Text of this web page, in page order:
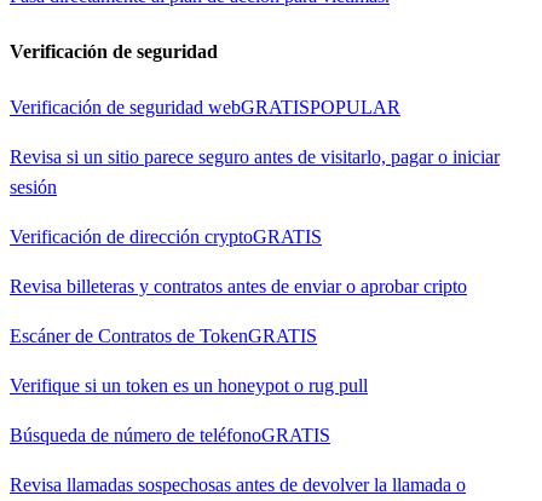
Verificación de seguridad
Verificación de seguridad webGRATISPOPULAR
Revisa si un sitio parece seguro antes de visitarlo, pagar o iniciar
sesión
Verificación de dirección cryptoGRATIS
Revisa billeteras y contratos antes de enviar o aprobar cripto
Escáner de Contratos de TokenGRATIS
Verifique si un token es un honeypot o rug pull
Búsqueda de número de teléfonoGRATIS
Revisa llamadas sospechosas antes de devolver la llamada o